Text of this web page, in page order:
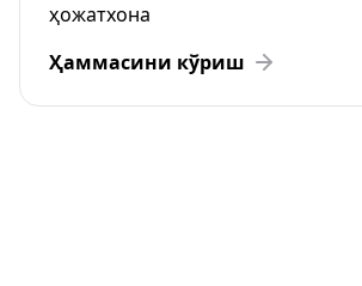
ҳожатхона
Ҳаммасини кўриш